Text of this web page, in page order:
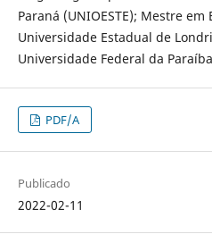
Paraná (UNIOESTE); Mestre
Universidade Estadual de
Universidade Federal da Paraíba
PDF/A
Publicado
2022-02-11